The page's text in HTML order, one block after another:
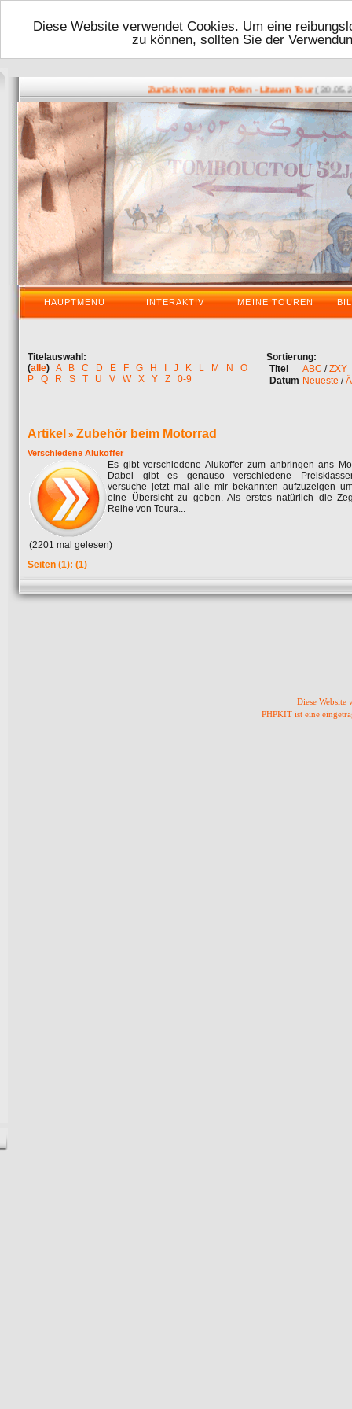
Diese Website verwendet Cookies. Um eine
zu können, sollten Sie der
Zurück von meiner Polen - Litauen Tour(
HAUPTMENU INTERAKTIV MEINE TOUREN
Titelauswahl:
(alle) A B C D E F G H J K L M N
O
P
Q R S T U V W X Y Z 0-9
Sortierung:
Titel
ABC /ZXY
Datum Neueste /
Artikel » Zubehör beim Motorrad
Verschiedene Alukoffer
Es gibt verschiedene Alukoffer zum anbringen ans
Dabei gibt es genauso verschiedene
versuche jetzt mal alle mir bekannten aufzuzeigen
eine Übersicht zu geben. Als erstes natürlich die
Reihe von Toura...
(2201 mal gelesen)
Seiten (1): (1)
Diese Website
PHPKIT ist eine